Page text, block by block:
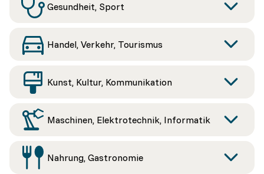
Gesundheit, Sport
Handel, Verkehr, Tourismus
Kunst, Kultur, Kommunikation
Maschinen, Elektrotechnik, Informatik
Nahrung, Gastronomie